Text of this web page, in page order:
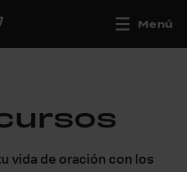
Menú
vida de oración con los